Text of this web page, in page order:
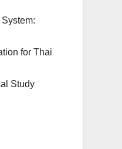
for Thai
Study